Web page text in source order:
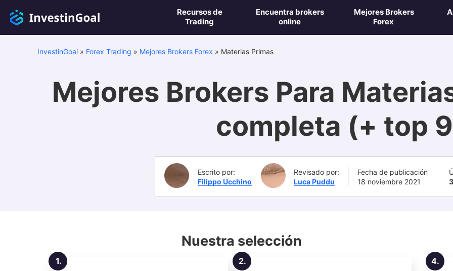
Recursos de
Trading
Encuentra brokers
online
Mejores Brokers
Forex
InvestinGoal» Forex Trading » Mejores Brokers Forex » Materias Primas
Mejores Brokers Para
completa (+ top
Escrito por:
Filippo Ucchino
Revisado por:
Luca Puddu
Fecha de publicación
18 noviembre 2021
Nuestra selección
1. 2. 4.